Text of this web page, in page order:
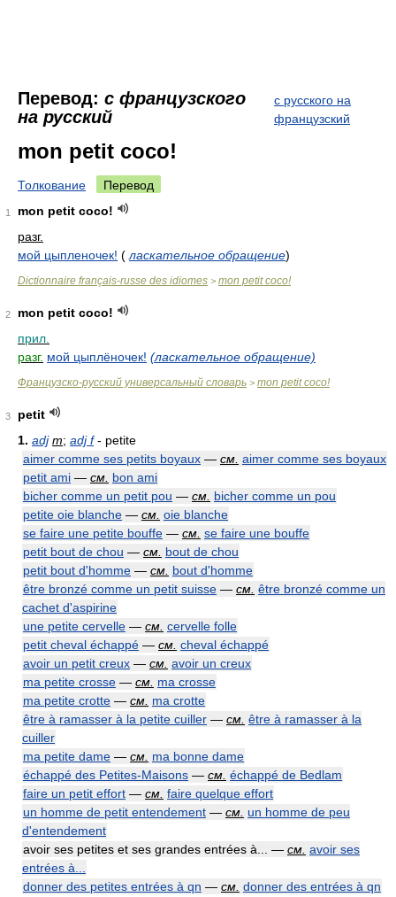
Перевод: с французского
на русский
с русского на
французский
mon petit coco!
Толкование Перевод
1
mon petit coco!
разг.
мой цыпленочек! ( ласкательное обращение)
Dictionnaire français-russe des idiomes > mon petit coco!
2
mon petit coco!
прил.
разг. мой цыплёночек! (ласкательное обращение)
Французско-русский универсальный словарь > mon petit coco!
3
petit
1. adj m; adj f- petite
aimer comme ses petits boyaux — см. aimer comme ses boyaux
petit ami — см. bon ami
bicher comme un petit pou — см. bicher comme un pou
petite oie blanche — см. oie blanche
se faire une petite bouffe — см. se faire une bouffe
petit bout de chou — см. bout de chou
petit bout d'homme — см. bout d'homme
être bronzé comme un petit suisse — см. être bronzé comme un
cachet d'aspirine
une petite cervelle — см. cervelle folle
petit cheval échappé — см. cheval échappé
avoir un petit creux — см. avoir un creux
ma petite crosse — см. ma crosse
ma petite crotte — см. ma crotte
être à ramasser à la petite cuiller — см. être à ramasser à la
cuiller
ma petite dame — см. ma bonne dame
échappé des Petites-Maisons — см. échappé de Bedlam
faire un petit effort — см. faire quelque effort
un homme de petit entendement — см. un homme de peu
d'entendement
avoir ses petites et ses grandes entrées à... — см. avoir ses
entrées à...
donner des petites entrées à qn — см. donner des entrées à qn